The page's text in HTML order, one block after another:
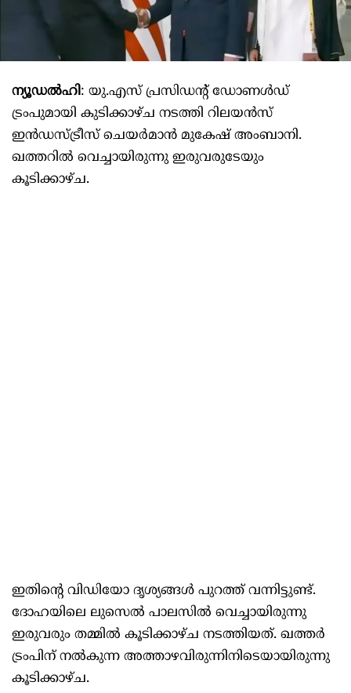
ന്യൂഡൽഹി: യു.എസ് പ്രസിഡന്റ് ഡോണൾഡ്
ട്രംപുമായി കുടിക്കാഴ്ച നടത്തി റിലയൻസ്
ഇൻഡസ്ട്രീസ് ചെയർമാൻ മുകേഷ് അംബാനി.
ഖത്തറിൽ വെച്ചായിരുന്നു ഇരുവരുടേയും
കൂടിക്കാഴ്ച.
ഇതിന്റെ വിഡിയോ ദൃശ്യങ്ങൾ പുറത്ത് വന്നിട്ടുണ്ട്.
ദോഹയിലെ ലുസെൽ പാലസിൽ വെച്ചായിരുന്നു
ഇരുവരും തമ്മിൽ കൂടിക്കാഴ്ച നടത്തിയത്. ഖത്തർ
ട്രംപിന് നൽകുന്ന അത്താഴവിരുന്നിനിടെയായിരുന്നു
കൂടിക്കാഴ്ച.